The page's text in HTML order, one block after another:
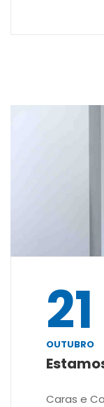
21
OUTUBRO
Caras e